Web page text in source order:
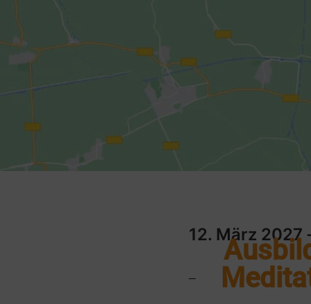
12. März 2027